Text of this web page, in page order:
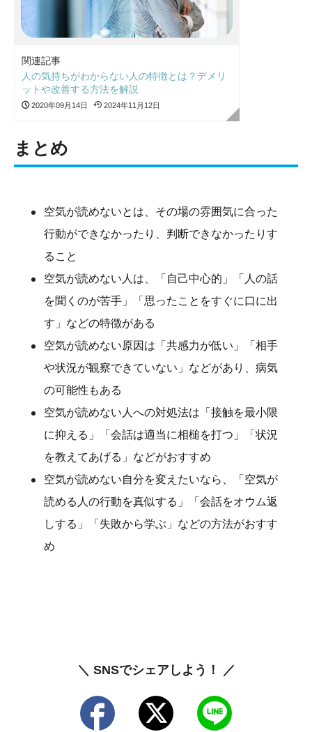
関連記事
人の気持ちがわからない人の特徴とは？デメリ
ットや改善する方法を解説
2020年09月14日 2024年11月12日
まとめ
空気が読めないとは、その場の雰囲気に合った
行動ができなかったり、判断できなかったりす
ること
空気が読めない人は、「自己中心的」「人の話
を聞くのが苦手」「思ったことをすぐに口に出
す」などの特徴がある
空気が読めない原因は「共感力が低い」「相手
や状況が観察できていない」などがあり、病気
の可能性もある
空気が読めない人への対処法は「接触を最小限
に抑える」「会話は適当に相槌を打つ」「状況
を教えてあげる」などがおすすめ
空気が読めない自分を変えたいなら、「空気が
読める人の行動を真似する」「会話をオウム返
しする」「失敗から学ぶ」などの方法がおすす
め
＼ SNSでシェアしよう！ ／